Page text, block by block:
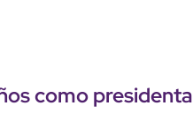
como presidenta